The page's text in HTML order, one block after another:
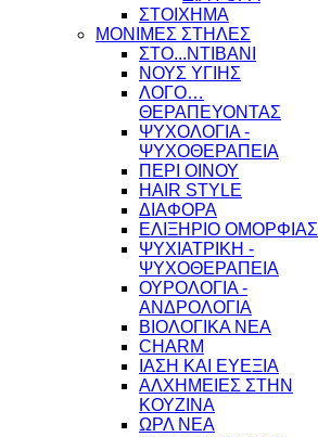
ΣΤΟΙΧΗΜΑ
ΜΟΝΙΜΕΣ ΣΤΗΛΕΣ
ΣΤΟ...ΝΤΙΒΑΝΙ
ΝΟΥΣ ΥΓΙΗΣ
ΛΟΓΟ…
ΘΕΡΑΠΕΥΟΝΤΑΣ
ΨΥΧΟΛΟΓΙΑ -
ΨΥΧΟΘΕΡΑΠΕΙΑ
ΠΕΡΙ ΟΙΝΟΥ
HAIR STYLE
ΔΙΑΦΟΡΑ
ΕΛΙΞΗΡΙΟ ΟΜΟΡΦΙΑΣ
ΨΥΧΙΑΤΡΙΚΗ -
ΨΥΧΟΘΕΡΑΠΕΙΑ
ΟΥΡΟΛΟΓΙΑ -
ΑΝΔΡΟΛΟΓΙΑ
ΒΙΟΛΟΓΙΚΑ ΝΕΑ
CHARM
ΙΑΣΗ ΚΑΙ ΕΥΕΞΙΑ
ΑΛΧΗΜΕΙΕΣ ΣΤΗΝ
ΚΟΥΖΙΝΑ
ΩΡΛ ΝEA